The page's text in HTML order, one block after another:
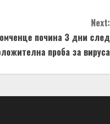
Next:
почина 3 дни след
проба за вируса